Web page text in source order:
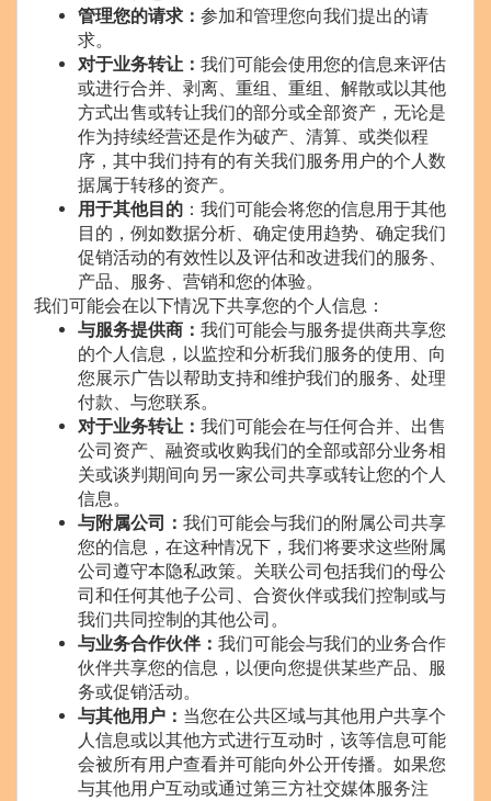
管理您的请求： 参加和管理您向我们提出的请
求。
对于业务转让： 我们可能会使用您的信息来评估
或进行合并、剥离、重组、重组、解散或以其他
方式出售或转让我们的部分或全部资产，无论是
作为持续经营还是作为破产、清算、或类似程
序，其中我们持有的有关我们服务用户的个人数
据属于转移的资产。
用于其他目的 ：我们可能会将您的信息用于其他
目的，例如数据分析、确定使用趋势、确定我们
促销活动的有效性以及评估和改进我们的服务、
产品、服务、营销和您的体验。
我们可能会在以下情况下共享您的个人信息：
与服务提供商： 我们可能会与服务提供商共享您
的个人信息，以监控和分析我们服务的使用、向
您展示广告以帮助支持和维护我们的服务、处理
付款、与您联系。
对于业务转让： 我们可能会在与任何合并、出售
公司资产、融资或收购我们的全部或部分业务相
关或谈判期间向另一家公司共享或转让您的个人
信息。
与附属公司： 我们可能会与我们的附属公司共享
您的信息，在这种情况下，我们将要求这些附属
公司遵守本隐私政策。关联公司包括我们的母公
司和任何其他子公司、合资伙伴或我们控制或与
我们共同控制的其他公司。
与业务合作伙伴： 我们可能会与我们的业务合作
伙伴共享您的信息，以便向您提供某些产品、服
务或促销活动。
与其他用户： 当您在公共区域与其他用户共享个
人信息或以其他方式进行互动时，该等信息可能
会被所有用户查看并可能向外公开传播。如果您
与其他用户互动或通过第三方社交媒体服务注